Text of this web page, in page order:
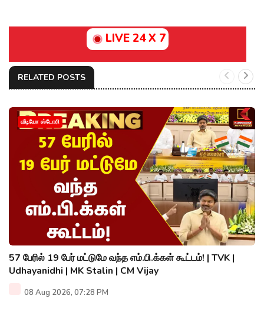
LIVE 24 X 7
RELATED POSTS
வீடியோ ஸ்டோரி
57 பேரில் 19 பேர் மட்டுமே வந்த எம்.பி.க்கள் கூட்டம்! | TVK |
Udhayanidhi | MK Stalin | CM Vijay
08 Aug 2026, 07:28 PM